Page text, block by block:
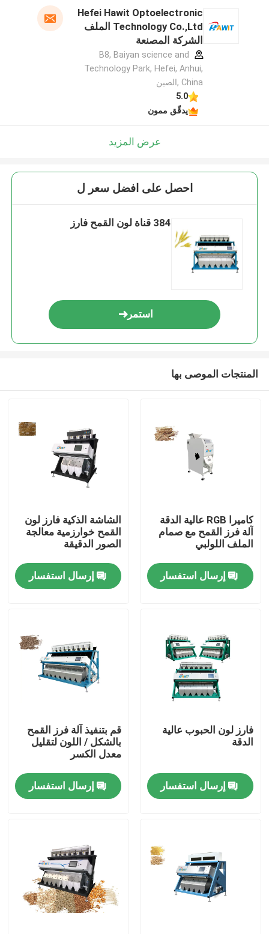
الصفحة الرئيسية
معلومات عنا
جولة في المعمل
مراقبة الجودة
اتصل بنا
اطلب اقتباس
فارز لون الأرز
Hefei Hawit Optoelectronic
Technology Co.,Ltd الملف
الشركة المصنعة
B8, Baiyan science and
Technology Park, Hefei, Anhui,
China ,الصين
5.0
يدقّق ممون
عرض المزيد
احصل على افضل سعر ل
384 قناة لون القمح فارز
استمر
المنتجات الموصى بها
كاميرا RGB عالية الدقة
آلة فرز القمح مع صمام
الملف اللولبي
إرسال استفسار
الشاشة الذكية فارز لون
القمح خوارزمية معالجة
الصور الدقيقة
إرسال استفسار
فارز لون الحبوب عالية
الدقة
إرسال استفسار
قم بتنفيذ آلة فرز القمح
بالشكل / اللون لتقليل
معدل الكسر
إرسال استفسار